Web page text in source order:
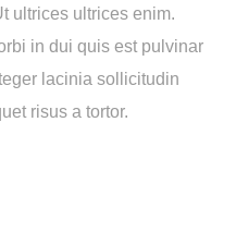
ultrices ultrices enim.
in dui quis est pulvinar
lacinia sollicitudin
risus a tortor.